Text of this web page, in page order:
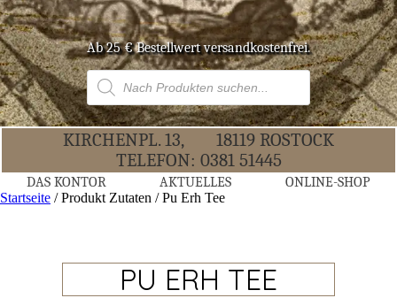
Ab 25 € Bestell­wert versandkostenfrei.
Products
search
KIR­CHEN­PL. 13,
18119 ROS­TOCK
TELE­FON: 0381 51445
DAS KON­TOR AKTU­EL­LES ONLINE-SHOP
Startseite / Produkt Zutaten / Pu Erh Tee
PU ERH TEE